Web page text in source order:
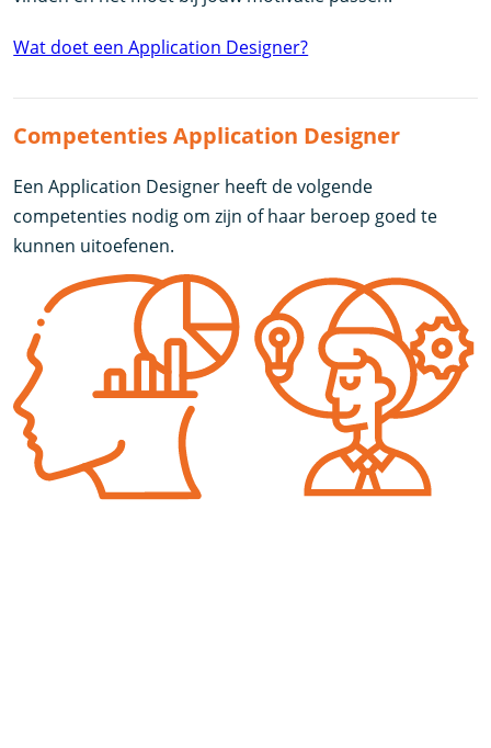
Wat doet een Application Designer?
Competenties Application Designer
Een Application Designer heeft de volgende
competenties nodig om zijn of haar beroep goed te
kunnen uitoefenen.